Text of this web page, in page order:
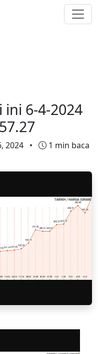
ini 6-4-2024
2024 • 1 min baca